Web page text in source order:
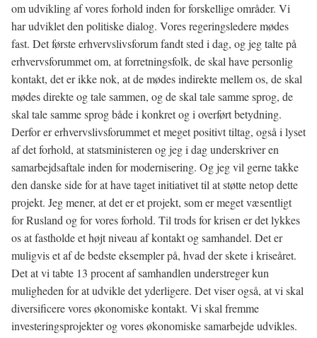
om udvikling af vores forhold inden for forskellige områder. Vi
har udviklet den politiske dialog. Vores regeringsledere mødes
fast. Det første erhvervslivsforum fandt sted i dag, og jeg talte på
erhvervsforummet om, at forretningsfolk, de skal have personlig
kontakt, det er ikke nok, at de mødes indirekte mellem os, de skal
mødes direkte og tale sammen, og de skal tale samme sprog, de
skal tale samme sprog både i konkret og i overført betydning.
Derfor er erhvervslivsforummet et meget positivt tiltag, også i lyset
af det forhold, at statsministeren og jeg i dag underskriver en
samarbejdsaftale inden for modernisering. Og jeg vil gerne takke
den danske side for at have taget initiativet til at støtte netop dette
projekt. Jeg mener, at det er et projekt, som er meget væsentligt
for Rusland og for vores forhold. Til trods for krisen er det lykkes
os at fastholde et højt niveau af kontakt og samhandel. Det er
muligvis et af de bedste eksempler på, hvad der skete i kriseåret.
Det at vi tabte 13 procent af samhandlen understreger kun
muligheden for at udvikle det yderligere. Det viser også, at vi skal
diversificere vores økonomiske kontakt. Vi skal fremme
investeringsprojekter og vores økonomiske samarbejde udvikles.